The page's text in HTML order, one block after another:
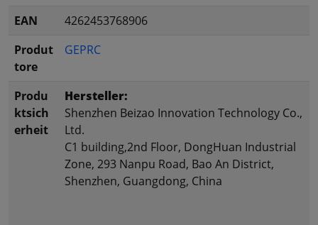
EAN
4262453768906
Produt
tore
GEPRC
Produ
ktsich
erheit
Hersteller:
Shenzhen Beizao Innovation Technology Co.,
Ltd.
C1 building,2nd Floor, DongHuan Industrial
Zone, 293 Nanpu Road, Bao An District,
Shenzhen, Guangdong, China